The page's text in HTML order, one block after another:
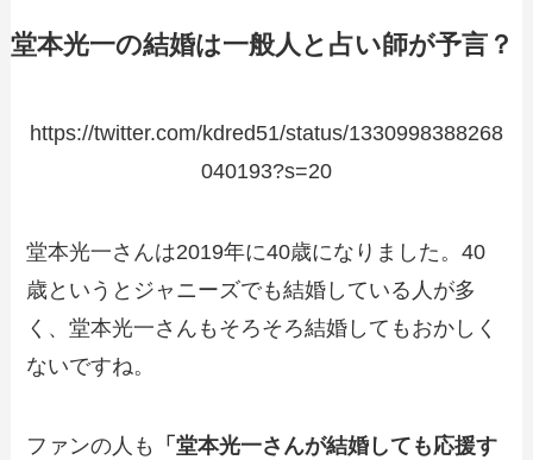
堂本光一の結婚は一般人と占い師が予言？
https://twitter.com/kdred51/status/1330998388268
040193?s=20
堂本光一さんは2019年に40歳になりました。40
歳というとジャニーズでも結婚している人が多
く、堂本光一さんもそろそろ結婚してもおかしく
ないですね。
ファンの人も
「堂本光一さんが結婚しても応援す